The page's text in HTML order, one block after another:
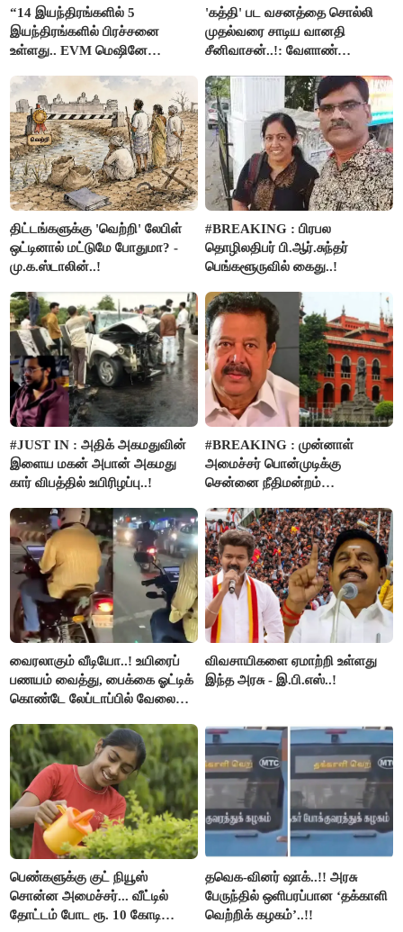
“14 இயந்திரங்களில் 5
இயந்திரங்களில் பிரச்சனை
உள்ளது.. EVM மெஷினே
இளங்கோ
'கத்தி' பட வசனத்தை சொல்லி
முதல்வரை சாடிய வானதி
சீனிவாசன்..!: வேளாண்
எதிர்ப்பு!
திட்டங்களுக்கு 'வெற்றி' லேபிள்
ஒட்டினால் மட்டுமே போதுமா? -
மு.க.ஸ்டாலின்..!
#BREAKING : பிரபல
தொழிலதிபர் பி.ஆர்.சுந்தர்
பெங்களூருவில் கைது..!
#JUST IN : அதிக் அகமதுவின்
இளைய மகன் அபான் அகமது
கார் விபத்தில் உயிரிழப்பு..!
#BREAKING : முன்னாள்
அமைச்சர் பொன்முடிக்கு
சென்னை நீதிமன்றம்
வைரலாகும் வீடியோ..! உயிரைப்
பணயம் வைத்து, பைக்கை ஓட்டிக்
கொண்டே லேப்டாப்பில் வேலை
விவசாயிகளை ஏமாற்றி உள்ளது
இந்த அரசு - இ.பி.எஸ்..!
பெண்களுக்கு குட் நியூஸ்
சொன்ன அமைச்சர்... வீட்டில்
தோட்டம் போட ரூ. 10 கோடி
தவெக-வினர் ஷாக்..!! அரசு
பேருந்தில் ஒளிபரப்பான ‘தக்காளி
வெற்றிக் கழகம்’..!!